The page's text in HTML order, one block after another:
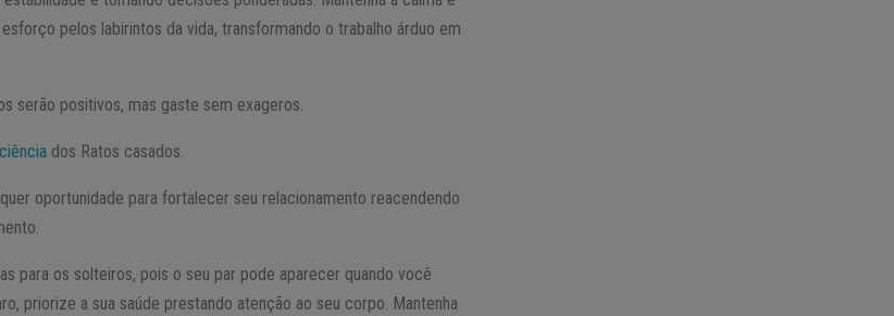
pelos labirintos da vida, transformando o trabalho árduo em
serão positivos, mas gaste sem exageros.
dos Ratos casados.
oportunidade para fortalecer seu relacionamento reacendendo
para os solteiros, pois o seu par pode aparecer quando você
priorize a sua saúde prestando atenção ao seu corpo. Mantenha